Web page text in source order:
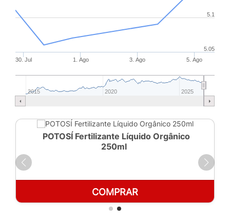
30. Jul 1. Ago 3. Ago 5. Ago
2015 2020 2025
5.05
5.1
POTOSÍ Fertilizante Líquido Orgânico
250ml
COMPRAR